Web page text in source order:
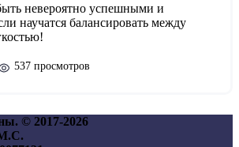
невероятно успешными и
научатся балансировать между
537 просмотров
© 2017-2026